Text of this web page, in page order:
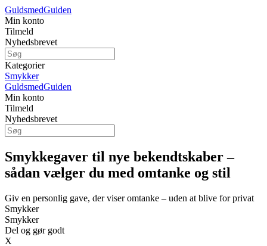
GuldsmedGuiden
Min konto
Tilmeld
Nyhedsbrevet
Kategorier
Smykker
GuldsmedGuiden
Min konto
Tilmeld
Nyhedsbrevet
Smykkegaver til nye bekendtskaber –
sådan vælger du med omtanke og stil
Giv en personlig gave, der viser omtanke – uden at blive for privat
Smykker
Smykker
Del og gør godt
X